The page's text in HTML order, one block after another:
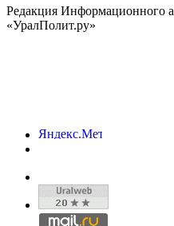
Редакция Информационного
«УралПолит.ру»